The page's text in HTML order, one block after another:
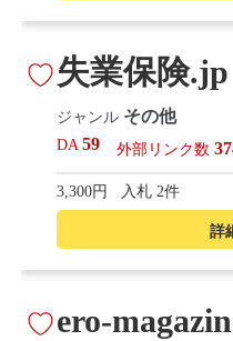
詳
失業保険.jp
ジャンル その他
DA59 外部リンク数
3,300円 入札 2件
ero-